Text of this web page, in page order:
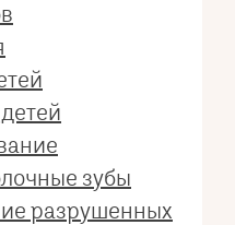
зубы
разрушенных